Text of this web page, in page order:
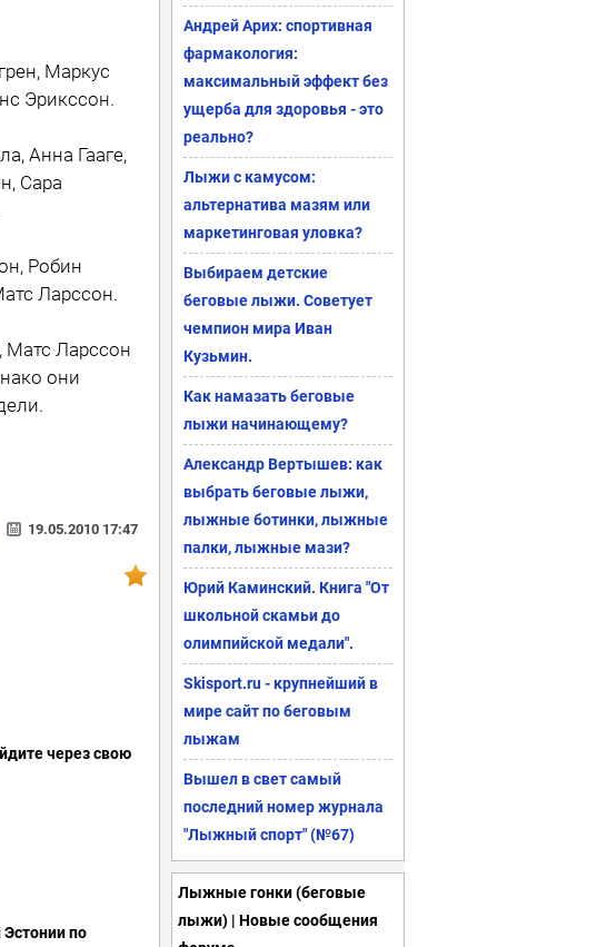
Маркус
Эрикссон.
Анна Гааге,
Сара
Робин
Ларссон.
Матс Ларссон
они
19.05.2010 17:47
через свою
по
Андрей Арих: спортивная
фармакология:
максимальный эффект без
ущерба для здоровья - это
реально?
Лыжи с камусом:
альтернатива мазям или
маркетинговая уловка?
Выбираем детские
беговые лыжи. Советует
чемпион мира Иван
Кузьмин.
Как намазать беговые
лыжи начинающему?
Александр Вертышев: как
выбрать беговые лыжи,
лыжные ботинки, лыжные
палки, лыжные мази?
Юрий Каминский. Книга "От
школьной скамьи до
олимпийской медали".
Skisport.ru - крупнейший в
мире сайт по беговым
лыжам
Вышел в свет самый
последний номер журнала
"Лыжный спорт" (№67)
Лыжные гонки (беговые
лыжи) | Новые сообщения